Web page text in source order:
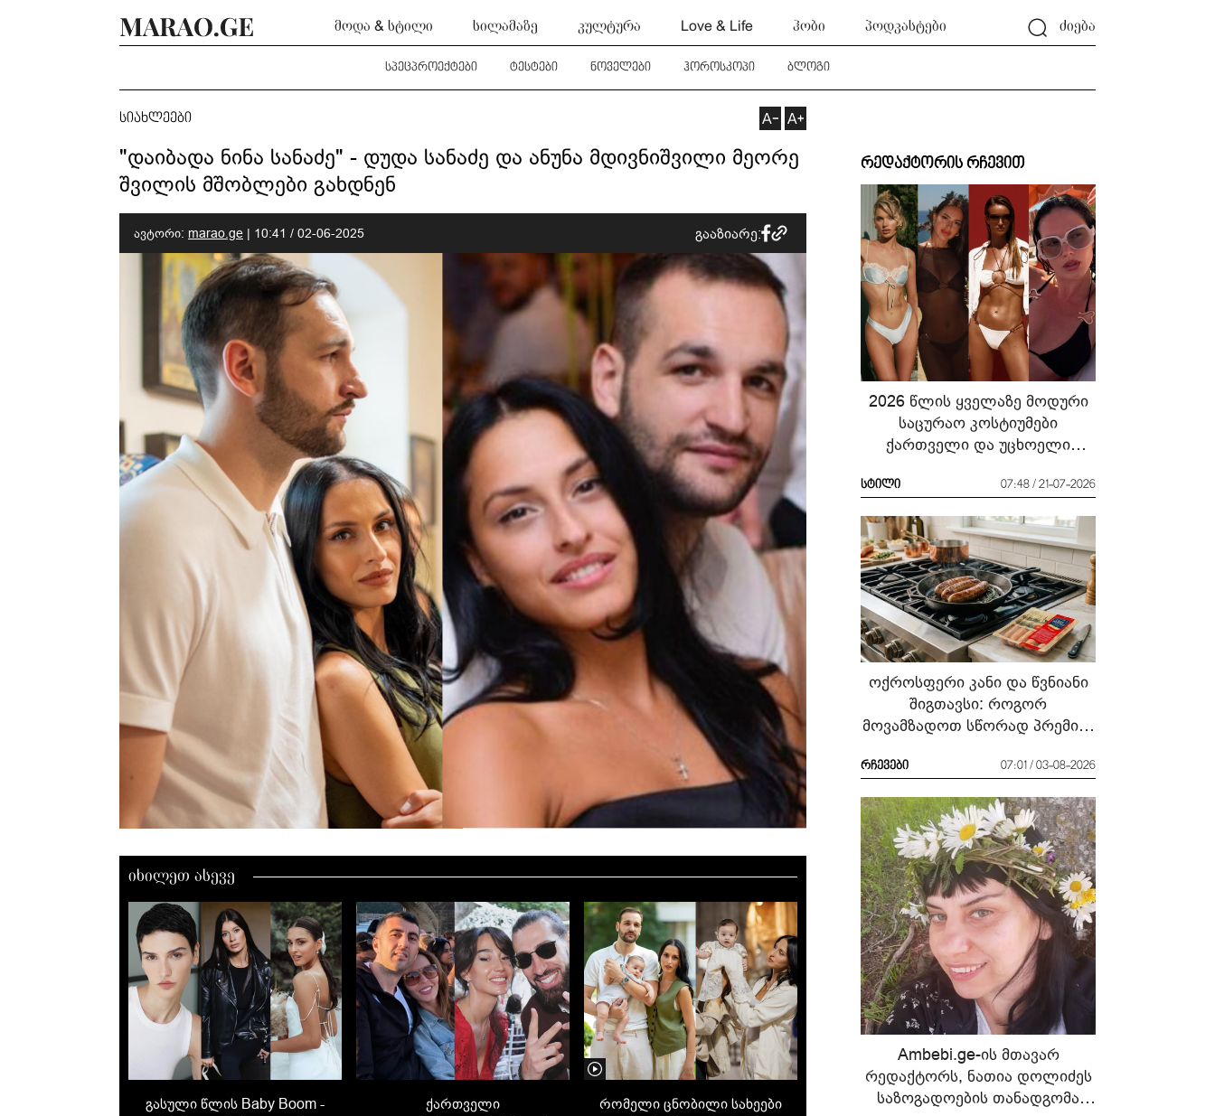
მოდა & სტილი სილამაზე კულტურა Love & Life ჰობი პოდკასტები ძიება
სპეცპროექტები ტესტები ნოველები ჰოროსკოპი ბლოგი
სიახლეები
"დაიბადა ნინა სანაძე" - დუდა სანაძე და ანუნა მდივნიშვილი მეორე
შვილის მშობლები გახდნენ
ავტორი: marao.ge | 10:41 / 02-06-2025 გააზიარე:
იხილეთ ასევე
გასული წლის Baby Boom -
ქართველი
რომელი ცნობილი სახეები
რედაქტორის რჩევით
2026 წლის ყველაზე მოდური
საცურაო კოსტიუმები
ქართველი და უცხოელი
რა ჩავიცვათ სანაპიროზე?
სტილი 07:48 / 21-07-2026
ოქროსფერი კანი და წვნიანი
შიგთავსი: როგორ
მოვამზადოთ სწორად პრემიუმ
„შეფმაისტერის“
რჩევები 07:01 / 03-08-2026
Ambebi.ge-ის მთავარ
რედაქტორს, ნათია დოლიძეს
საზოგადოების თანადგომა